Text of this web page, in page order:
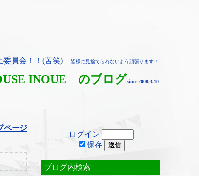
委員会！！(苦笑) 皆様に見捨てられないよう頑張ります！
INOUE のブログsince 2008.3.10
ページ
ログイン
保存
ブログ内検索